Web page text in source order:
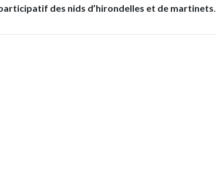
des nids d’hirondelles et de martinets.